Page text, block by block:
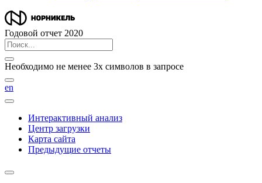
Годовой отчет 2020
Необходимо не менее 3х символов в запросе
en
Интерактивный анализ
Центр загрузки
Карта сайта
Предыдущие отчеты